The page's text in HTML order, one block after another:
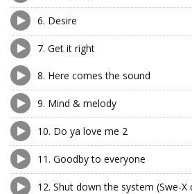
6. Desire
7. Get it right
8. Here comes the sound
9. Mind & melody
10. Do ya love me 2
11. Goodby to everyone
12. Shut down the system (Swe-X